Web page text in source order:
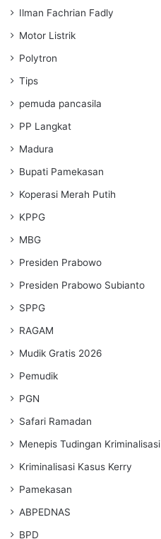
Ilman Fachrian Fadly
Motor Listrik
Polytron
Tips
pemuda pancasila
PP Langkat
Madura
Bupati Pamekasan
Koperasi Merah Putih
KPPG
MBG
Presiden Prabowo
Presiden Prabowo Subianto
SPPG
RAGAM
Mudik Gratis 2026
Pemudik
PGN
Safari Ramadan
Menepis Tudingan Kriminalisasi
Kriminalisasi Kasus Kerry
Pamekasan
ABPEDNAS
BPD